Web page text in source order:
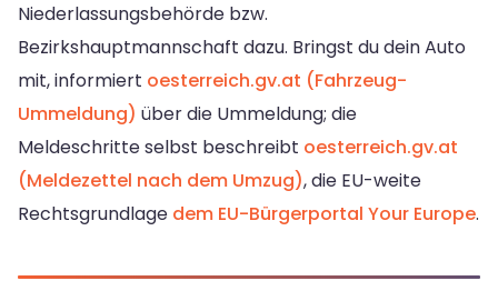
Niederlassungsbehörde bzw.
Bezirkshauptmannschaft dazu. Bringst du dein Auto
mit, informiert oesterreich.gv.at (Fahrzeug-
Ummeldung) über die Ummeldung; die
Meldeschritte selbst beschreibt oesterreich.gv.at
(Meldezettel nach dem Umzug), die EU-weite
Rechtsgrundlage dem EU-Bürgerportal Your Europe.